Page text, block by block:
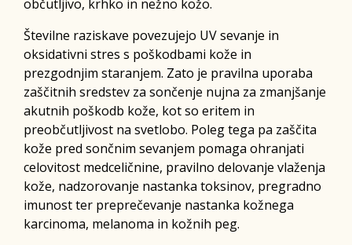
občutljivo, krhko in nežno kožo.
Številne raziskave povezujejo UV sevanje in
oksidativni stres s poškodbami kože in
prezgodnjim staranjem. Zato je pravilna uporaba
zaščitnih sredstev za sončenje nujna za zmanjšanje
akutnih poškodb kože, kot so eritem in
preobčutljivost na svetlobo. Poleg tega pa zaščita
kože pred sončnim sevanjem pomaga ohranjati
celovitost medceličnine, pravilno delovanje vlaženja
kože, nadzorovanje nastanka toksinov, pregradno
imunost ter preprečevanje nastanka kožnega
karcinoma, melanoma in kožnih peg.